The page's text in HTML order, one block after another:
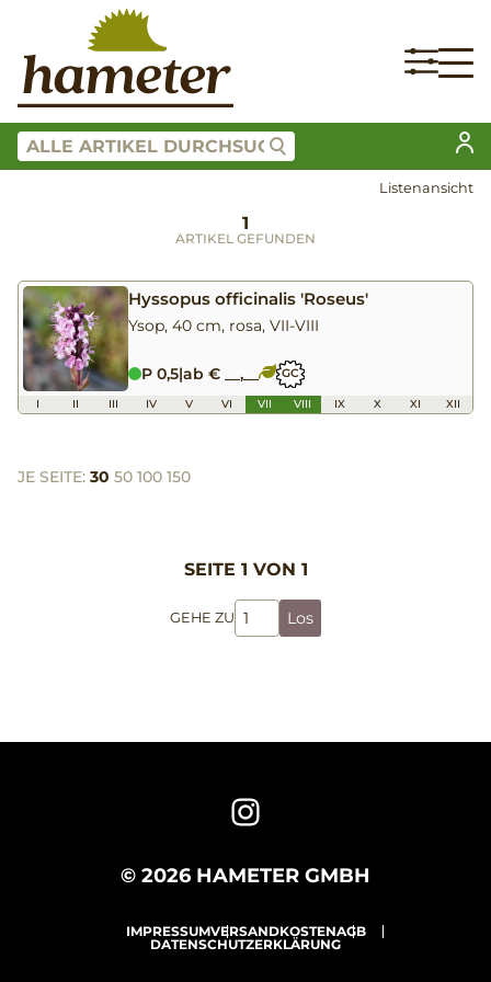
Listenansicht
1
ARTIKEL GEFUNDEN
Hyssopus officinalis 'Roseus'
Ysop, 40 cm, rosa, VII-VIII
P 0,5|ab € __,__ GC
I II III IV V VI VII VIII IX X XI XII
JE SEITE: 30 50 100 150
SEITE 1 VON 1
GEHE ZU Los
© 2026 HAMETER GMBH
IMPRESSUMVERSANDKOSTENAGB
DATENSCHUTZERKLÄRUNG